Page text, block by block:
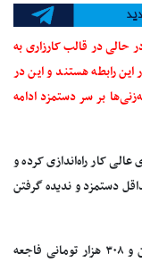
دستمزد، در حالی در قالب کارزاری به
رابطه هستند و این در
بر سر دستمزد ادامه
کار راه‌اندازی کرده و
دستمزد و ندیده گرفتن
از نگاه پیشنهاد دهندگان کارزار، دستمزد پنج میلیون و ۳۰۸ هزار تومانی فاجعه